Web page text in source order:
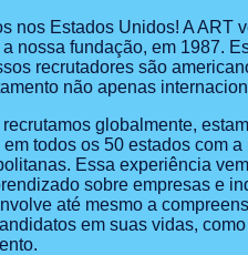
nos Estados Unidos! A ART
nossa fundação, em 1987.
recrutadores são
não apenas
globalmente,
todos os 50 estados com
Essa experiência
sobre empresas e
até mesmo a
em suas vidas,